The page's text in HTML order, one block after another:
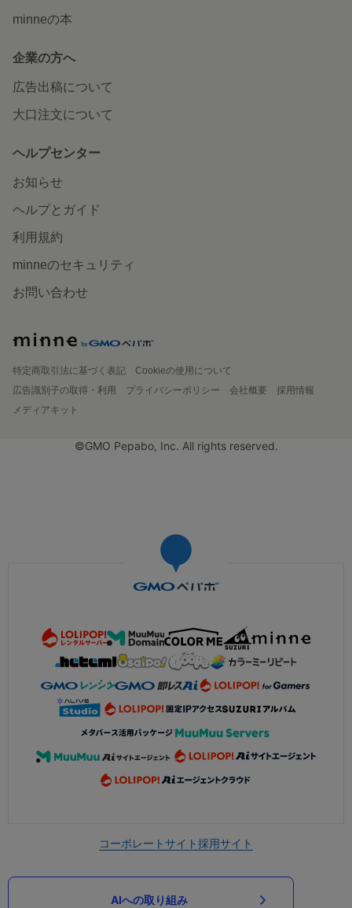
minneの本
企業の方へ
広告出稿について
大口注文について
ヘルプセンター
お知らせ
ヘルプとガイド
利用規約
minneのセキュリティ
お問い合わせ
特定商取引法に基づく表記
Cookieの使用について
広告識別子の取得・利用
プライバシーポリシー 会社概要
採用情報
メディアキット
©GMO Pepabo, Inc. All rights reserved.
コーポレートサイト採用サイト
AIへの取り組み